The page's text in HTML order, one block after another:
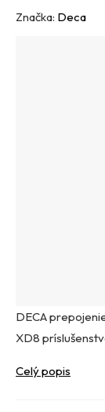
DECA
XD8
Celý popis
Značka: Deca